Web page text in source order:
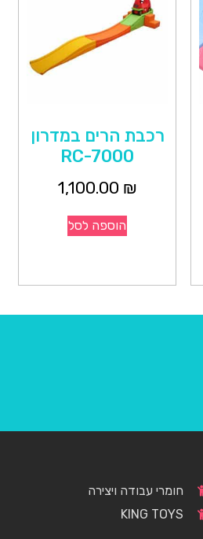
רכבת הרים במדרון
RC-7000
1,100.00 ₪
הוספה לסל
חומרי עבודה ויצירה
KING TOYS